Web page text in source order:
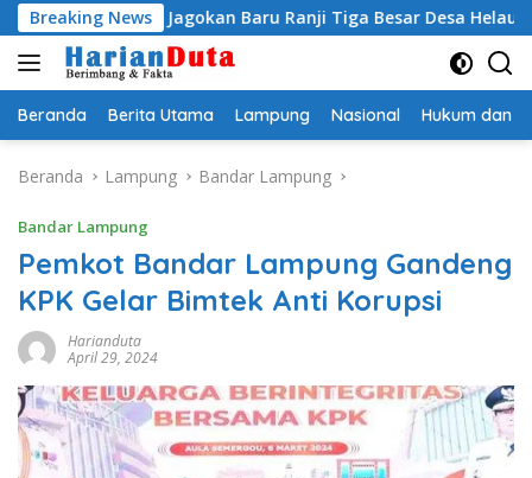
Langsung
ke
konten
Breaking News
Egi Jagokan Baru Ranji Tiga Besar Desa Helau
Beranda Berita Utama Lampung Nasional Hukum dan
Beranda Lampung Bandar Lampung
Bandar Lampung
Pemkot Bandar Lampung Gandeng
KPK Gelar Bimtek Anti Korupsi
Harianduta
April 29, 2024